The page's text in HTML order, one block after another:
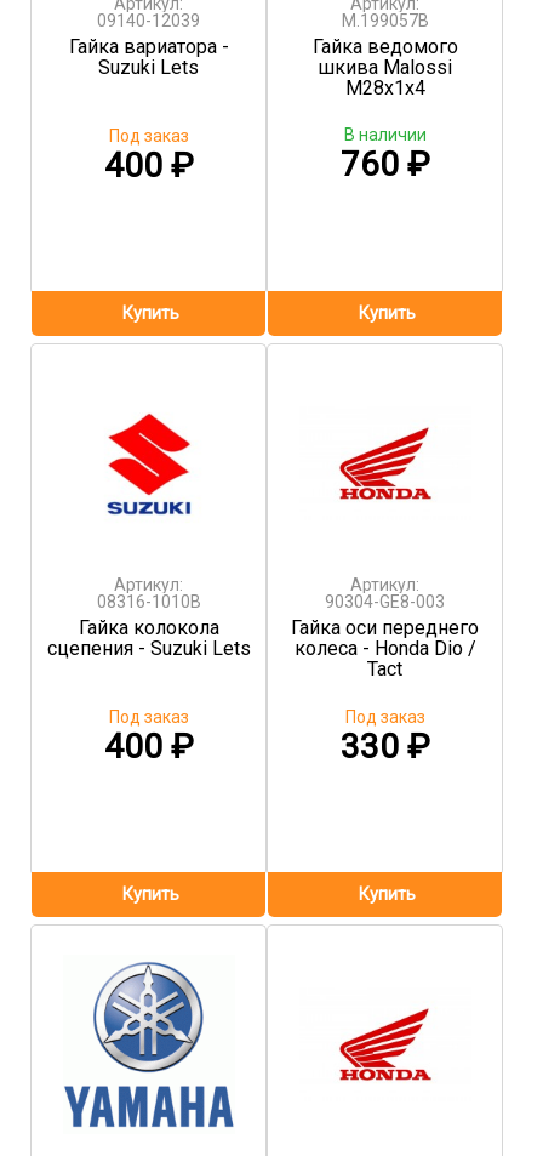
09140-12039
Гайка вариатора -
Suzuki Lets
400 ₽
Под заказ
M.199057B
Гайка ведомого
шкива Malossi
M28x1x4
760 ₽
В наличии
Артикул:
08316-1010B
Гайка колокола
сцепения - Suzuki Lets
400 ₽
Под заказ
Артикул:
90304-GE8-003
Гайка оси переднего
колеса - Honda Dio /
Tact
330 ₽
Под заказ